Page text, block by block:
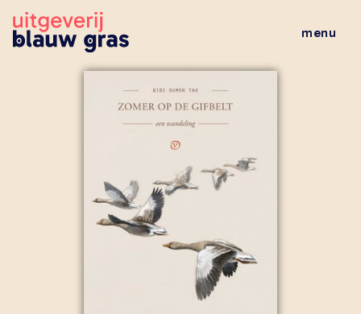
menu
wat doen wij
veelgestelde vragen
wie zijn wij
al het nieuws
brochures
leestips
evenementen
boeken
alle boeken